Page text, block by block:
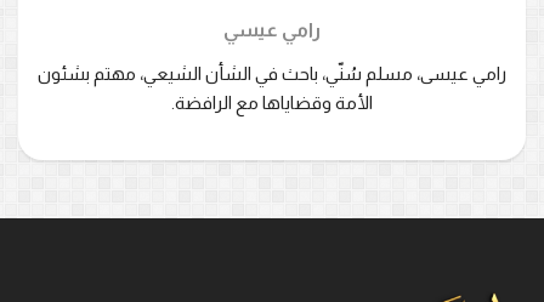
رامي عيسي
رامي عيسى، مسلم سُنّي، باحث في الشأن الشيعي، مهتم بشئون
الأمة وقضاياها مع الرافضة.